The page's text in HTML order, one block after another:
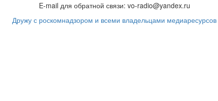
E-mail для обратной связи: vo-radio@yandex.ru
Дружу с роскомнадзором и всеми владельцами медиаресурсов